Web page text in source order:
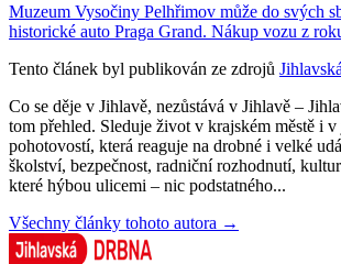
Muzeum Vysočiny Pelhřimov může do svých
historické auto Praga Grand. Nákup vozu z
Tento článek byl publikován ze zdrojů
Co se děje v Jihlavě, nezůstává v Jihlavě –
tom přehled. Sleduje život v krajském městě i
pohotovostí, která reaguje na drobné i velké
školství, bezpečnost, radniční rozhodnutí,
které hýbou ulicemi – nic podstatného...
Všechny články tohoto autora →